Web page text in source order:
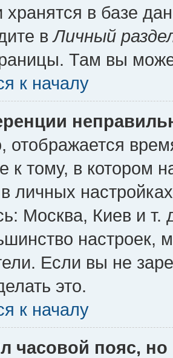
хранятся в базе
вЛичный
Там вы
к началу
отображается
к тому, в котором
личных
Москва, Киев и т.
настроек,
Если вы не
это.
к началу
часовой пояс,